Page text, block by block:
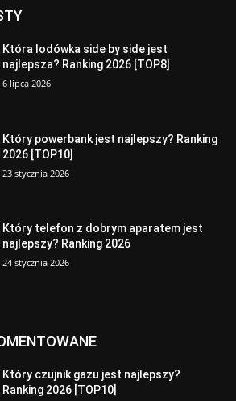
Która lodówka side by side jest
najlepsza? Ranking 2026 [TOP8]
6 lipca 2026
Który powerbank jest najlepszy? Ranking
2026 [TOP10]
23 stycznia 2026
Który telefon z dobrym aparatem jest
najlepszy? Ranking 2026
24 stycznia 2026
Który czujnik gazu jest najlepszy?
Ranking 2026 [TOP10]